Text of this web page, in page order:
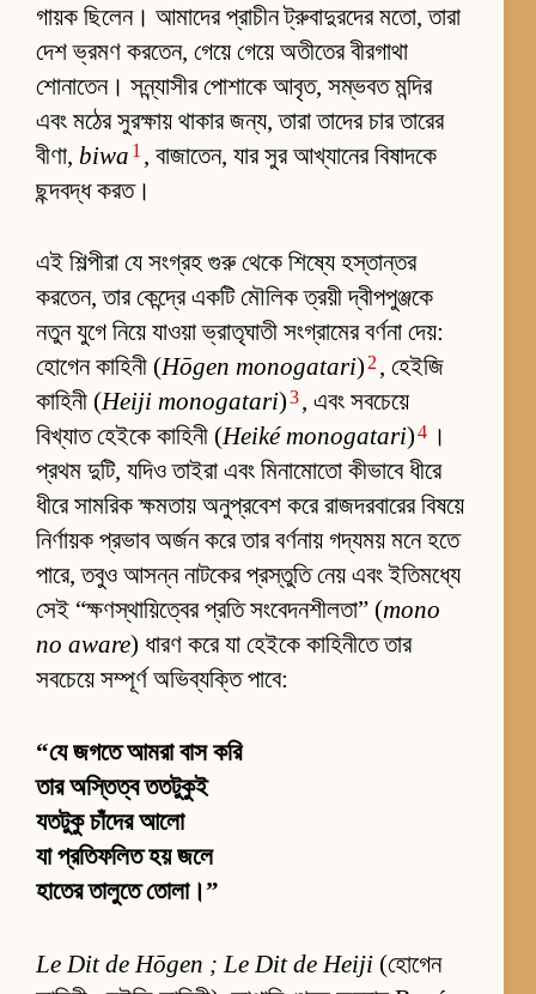
গায়ক ছিলেন। আমাদের প্রাচীন ট্রুবাদুরদের মতো, তারা
দেশ ভ্রমণ করতেন, গেয়ে গেয়ে অতীতের বীরগাথা
শোনাতেন। সন্ন্যাসীর পোশাকে আবৃত, সম্ভবত মন্দির
এবং মঠের সুরক্ষায় থাকার জন্য, তারা তাদের চার তারের
বীণা, biwa 1 , বাজাতেন, যার সুর আখ্যানের বিষাদকে
ছন্দবদ্ধ করত।
এই শিল্পীরা যে সংগ্রহ গুরু থেকে শিষ্যে হস্তান্তর
করতেন, তার কেন্দ্রে একটি মৌলিক ত্রয়ী দ্বীপপুঞ্জকে
নতুন যুগে নিয়ে যাওয়া ভ্রাতৃঘাতী সংগ্রামের বর্ণনা দেয়:
হোগেন কাহিনী (Hōgen monogatari) 2 , হেইজি
কাহিনী (Heiji monogatari)3, এবং সবচেয়ে
বিখ্যাত হেইকে কাহিনী (Heiké monogatari)4 ।
প্রথম দুটি, যদিও তাইরা এবং মিনামোতো কীভাবে ধীরে
ধীরে সামরিক ক্ষমতায় অনুপ্রবেশ করে রাজদরবারের বিষয়ে
নির্ণায়ক প্রভাব অর্জন করে তার বর্ণনায় গদ্যময় মনে হতে
পারে, তবুও আসন্ন নাটকের প্রস্তুতি নেয় এবং ইতিমধ্যে
সেই “ক্ষণস্থায়িত্বের প্রতি সংবেদনশীলতা” (mono
no aware) ধারণ করে যা হেইকে কাহিনীতে তার
সবচেয়ে সম্পূর্ণ অভিব্যক্তি পাবে:
“যে জগতে আমরা বাস করি
তার অস্তিত্ব ততটুকুই
যতটুকু চাঁদের আলো
যা প্রতিফলিত হয় জলে
হাতের তালুতে তোলা।”
Le Dit de Hōgen ; Le Dit de Heiji (হোগেন